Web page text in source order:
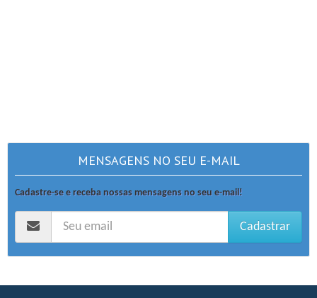
MENSAGENS NO SEU E-MAIL
Cadastre-se e receba nossas mensagens no seu e-mail!
Cadastrar